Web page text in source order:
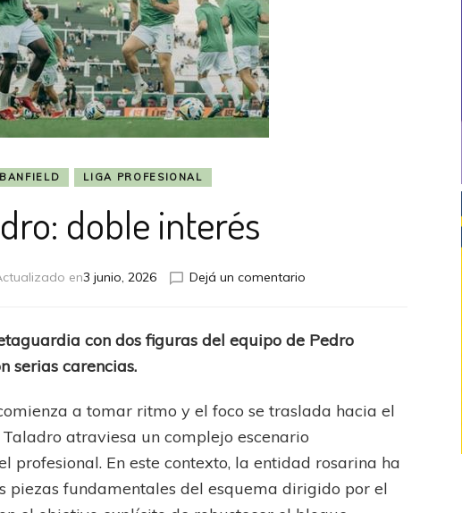
BANFIELD LIGA PROFESIONAL
doble interés
en3 junio, 2026 Dejá un comentarioen
interés
con dos figuras del equipo de Pedro
serias carencias.
a tomar ritmo y el foco se traslada hacia el
atraviesa un complejo escenario
profesional. En este contexto, la entidad rosarina ha
piezas fundamentales del esquema dirigido por el